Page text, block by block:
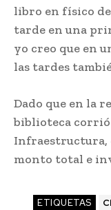
libro en físico de
tarde en una
yo creo que en
las tardes
Dado que en la
biblioteca corrió
Infraestructura,
monto total e
ETIQUETAS